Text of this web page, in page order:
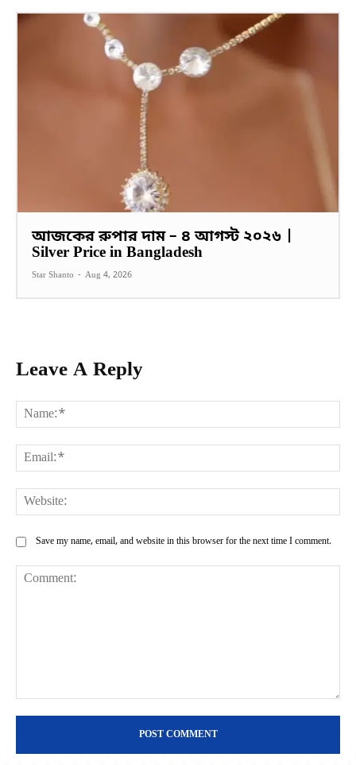
আজকের রুপার দাম – ৪ আগস্ট ২০২৬ |
Silver Price in Bangladesh
Star Shanto - Aug 4, 2026
Leave A Reply
Save my name, email, and website in this browser for the next time I comment.